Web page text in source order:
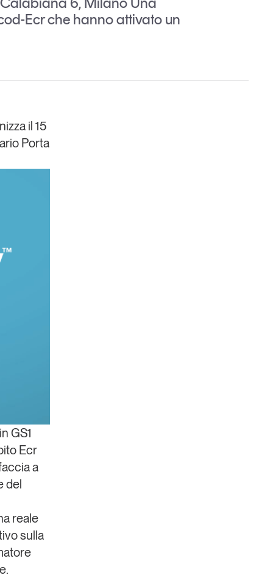
Ecr che hanno attivato un
il 15
Porta
GS1
Ecr
a
del
reale
sulla
.